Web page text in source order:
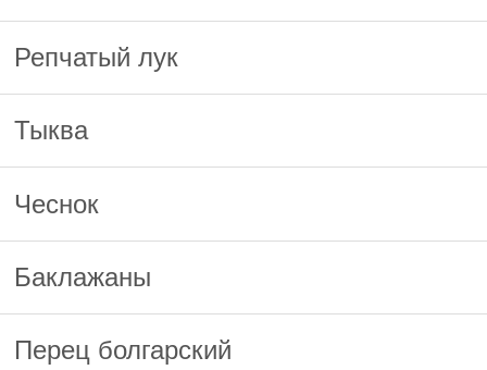
Репчатый лук
Тыква
Чеснок
Баклажаны
Перец болгарский